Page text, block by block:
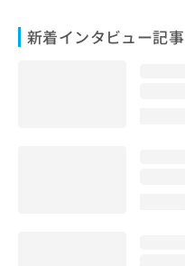
新着インタビュー記事